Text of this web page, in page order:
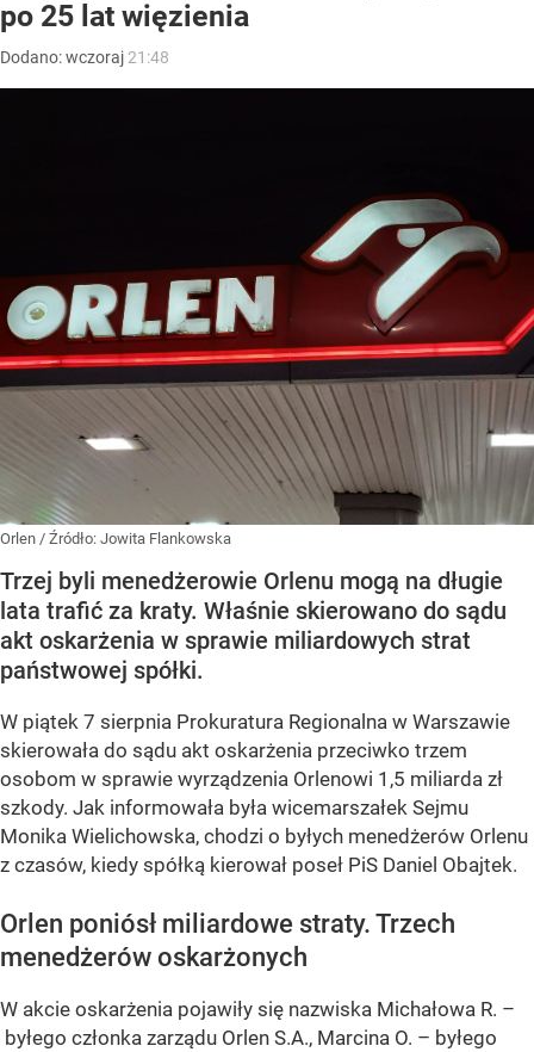
po 25 lat więzienia
Dodano:wczoraj 21:48
Orlen / Źródło: Jowita Flankowska
Trzej byli menedżerowie Orlenu mogą na długie
lata trafić za kraty. Właśnie skierowano do sądu
akt oskarżenia w sprawie miliardowych strat
państwowej spółki.
W piątek 7 sierpnia Prokuratura Regionalna w Warszawie
skierowała do sądu akt oskarżenia przeciwko trzem
osobom w sprawie wyrządzenia Orlenowi 1,5 miliarda zł
szkody. Jak informowała była wicemarszałek Sejmu
Monika Wielichowska, chodzi o byłych menedżerów Orlenu
z czasów, kiedy spółką kierował poseł PiS Daniel Obajtek.
Orlen poniósł miliardowe straty. Trzech
menedżerów oskarżonych
W akcie oskarżenia pojawiły się nazwiska Michałowa R. –
byłego członka zarządu Orlen S.A., Marcina O. – byłego